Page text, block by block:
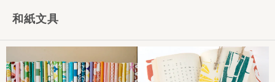
和紙文具